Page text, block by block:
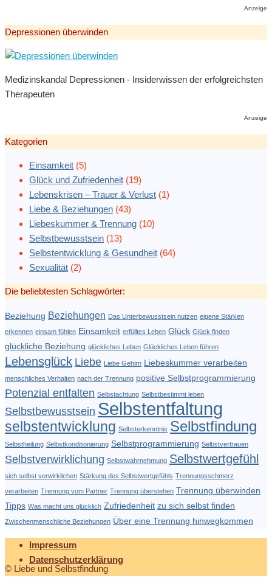
Anzeige
Depressionen überwinden
Medizinskandal Depressionen - Insiderwissen der erfolgreichsten
Therapeuten
Anzeige
Kategorien
Einsamkeit (5)
Glück und Zufriedenheit (19)
Lebenskrisen – Trauer & Verlust (1)
Liebe & Beziehungen (43)
Liebeskummer & Trennung (10)
Selbstbewusstsein (13)
Selbstentwicklung & Gesundheit (64)
Sexualität (2)
Die beliebtesten Schlagwörter:
Beziehung Beziehungen Das Unterbewusstsein nutzen eigene Stärken
erkennen einsam fühlen Einsamkeit erfülltes Leben Glück Glück finden
glückliche Beziehung glückliches Leben Glückliches Leben führen
Lebensglück Liebe Liebe Gehirn Liebeskummer verarbeiten
menschliches Verhalten nach der Trennung positive Selbstprogrammierung
Potenzial entfalten Selbstachtung Selbstbestimmt leben
Selbstbewusstsein Selbstentfaltung
selbstentwicklung Selbsterkenntnis Selbstfindung
Selbstheilung Selbstkonditionierung Selbstprogrammierung Selbstvertrauen
Selbstverwirklichung Selbstwahrnehmung Selbstwertgefühl
sich selbst verwirklichen Stärkung des Selbstwertgefühls Trennungsschmerz
verarbeiten Trennung vom Partner Trennung überstehen Trennung überwinden
Tipps Was macht uns glücklich Zufriedenheit zu sich selbst finden
Zwischenmenschliche Beziehungen Über eine Trennung hinwegkommen
Impressum
Datenschutzerklärung
© Liebe und Selbstfindung